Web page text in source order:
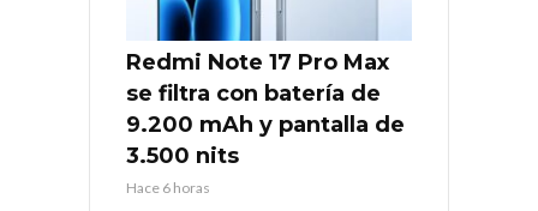
Redmi Note 17 Pro Max
se filtra con batería de
9.200 mAh y pantalla de
3.500 nits
Hace 6 horas